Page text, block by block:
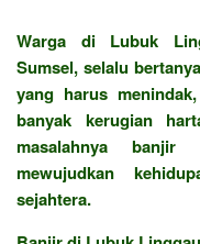
Warga di Lubuk
Sumsel, selalu
yang harus
banyak kerugian
masalahnya
mewujudkan
sejahtera.